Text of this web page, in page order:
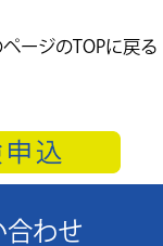
ージのTOPに戻る
合わせ